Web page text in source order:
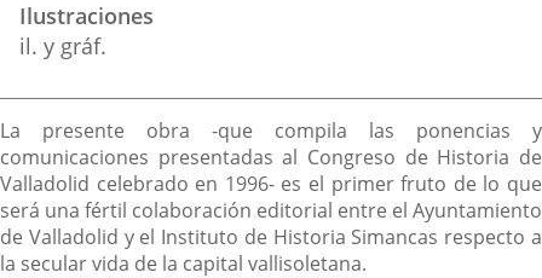
Ilustraciones
il. y gráf.
Descripción
La presente obra -que compila las ponencias y
comunicaciones presentadas al Congreso de Historia de
Valladolid celebrado en 1996- es el primer fruto de lo que
será una fértil colaboración editorial entre el Ayuntamiento
de Valladolid y el Instituto de Historia Simancas respecto a
la secular vida de la capital vallisoletana.